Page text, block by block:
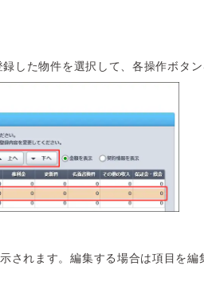
した物件を選択して、各操作ボタ
されます。編集する場合は項目を編